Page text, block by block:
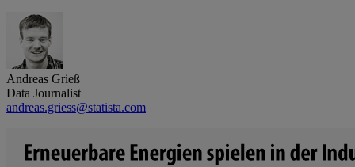
Andreas Grieß
Data Journalist
andreas.griess@statista.com